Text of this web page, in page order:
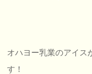
オハヨー乳業のアイス
す！